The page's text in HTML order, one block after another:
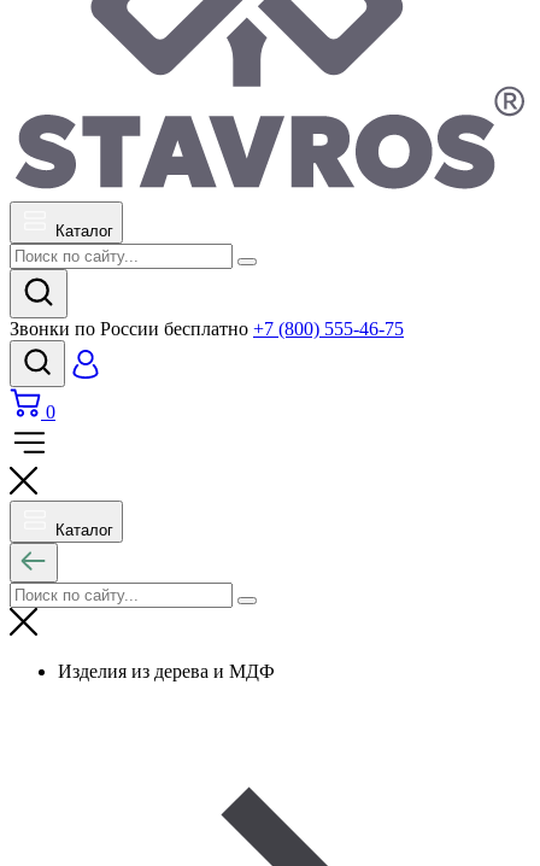
Каталог
Звонки по России бесплатно +7 (800) 555-46-75
0
Каталог
Изделия из дерева и МДФ